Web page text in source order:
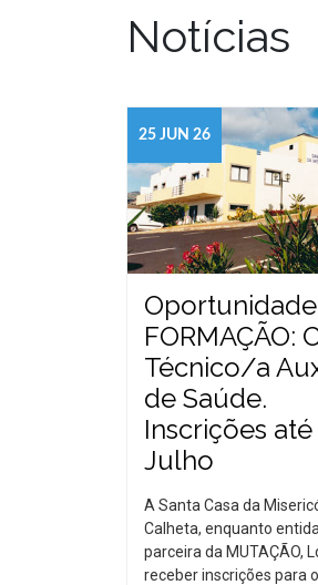
Notícias
25 JUN 26
FORMAÇÃO:
Técnico/a
de Saúde.
Inscrições
Julho
A Santa Casa da
Calheta, enquanto
parceira da MUTAÇÃO,
receber inscrições para